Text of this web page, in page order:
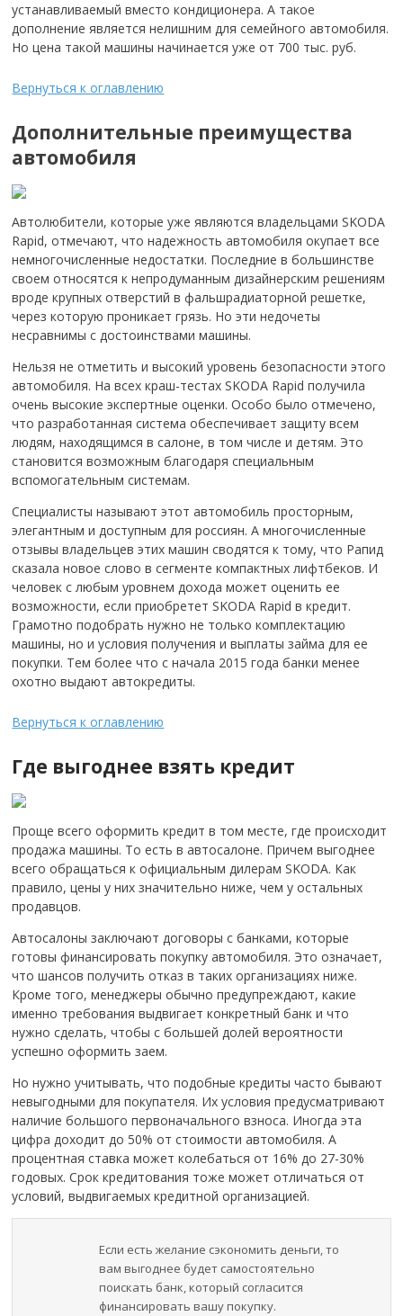
устанавливаемый вместо кондиционера. А такое
дополнение является нелишним для семейного автомобиля.
Но цена такой машины начинается уже от 700 тыс. руб.
Вернуться к оглавлению
Дополнительные преимущества
автомобиля
Автолюбители, которые уже являются владельцами SKODA
Rapid, отмечают, что надежность автомобиля окупает все
немногочисленные недостатки. Последние в большинстве
своем относятся к непродуманным дизайнерским решениям
вроде крупных отверстий в фальшрадиаторной решетке,
через которую проникает грязь. Но эти недочеты
несравнимы с достоинствами машины.
Нельзя не отметить и высокий уровень безопасности этого
автомобиля. На всех краш-тестах SKODA Rapid получила
очень высокие экспертные оценки. Особо было отмечено,
что разработанная система обеспечивает защиту всем
людям, находящимся в салоне, в том числе и детям. Это
становится возможным благодаря специальным
вспомогательным системам.
Специалисты называют этот автомобиль просторным,
элегантным и доступным для россиян. А многочисленные
отзывы владельцев этих машин сводятся к тому, что Рапид
сказала новое слово в сегменте компактных лифтбеков. И
человек с любым уровнем дохода может оценить ее
возможности, если приобретет SKODA Rapid в кредит.
Грамотно подобрать нужно не только комплектацию
машины, но и условия получения и выплаты займа для ее
покупки. Тем более что с начала 2015 года банки менее
охотно выдают автокредиты.
Вернуться к оглавлению
Где выгоднее взять кредит
Проще всего оформить кредит в том месте, где происходит
продажа машины. То есть в автосалоне. Причем выгоднее
всего обращаться к официальным дилерам SKODA. Как
правило, цены у них значительно ниже, чем у остальных
продавцов.
Автосалоны заключают договоры с банками, которые
готовы финансировать покупку автомобиля. Это означает,
что шансов получить отказ в таких организациях ниже.
Кроме того, менеджеры обычно предупреждают, какие
именно требования выдвигает конкретный банк и что
нужно сделать, чтобы с большей долей вероятности
успешно оформить заем.
Но нужно учитывать, что подобные кредиты часто бывают
невыгодными для покупателя. Их условия предусматривают
наличие большого первоначального взноса. Иногда эта
цифра доходит до 50% от стоимости автомобиля. А
процентная ставка может колебаться от 16% до 27-30%
годовых. Срок кредитования тоже может отличаться от
условий, выдвигаемых кредитной организацией.
Если есть желание сэкономить деньги, то
вам выгоднее будет самостоятельно
поискать банк, который согласится
финансировать вашу покупку.